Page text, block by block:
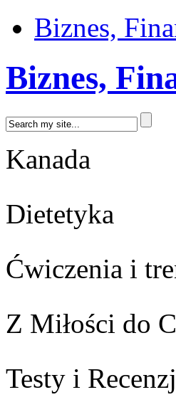
Biznes,
Biznes,
Kanada
Dietetyka
Ćwiczenia i
Z Miłości do
Testy i